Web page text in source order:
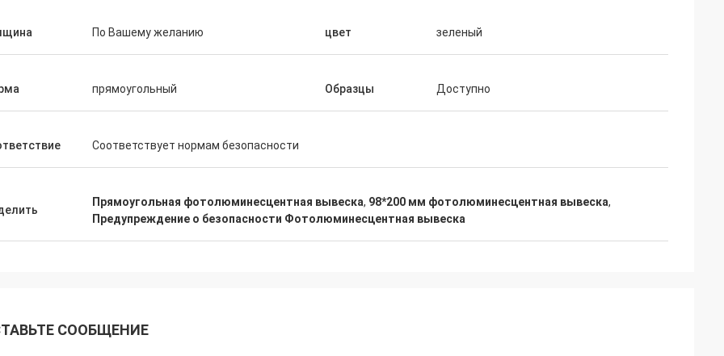
По Вашему желанию цвет зеленый
прямоугольный Образцы Доступно
Соответствует нормам безопасности
Прямоугольная фотолюминесцентная вывеска, 98*200 мм фотолюминесцентная вывеска,
Предупреждение о безопасности Фотолюминесцентная вывеска
СООБЩЕНИЕ